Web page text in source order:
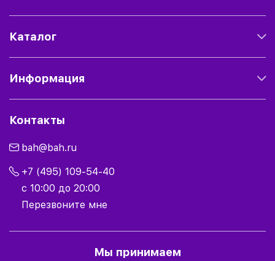
Каталог
Информация
Контакты
bah@bah.ru
+7 (495) 109-54-40
с 10:00 до 20:00
Перезвоните мне
Мы принимаем